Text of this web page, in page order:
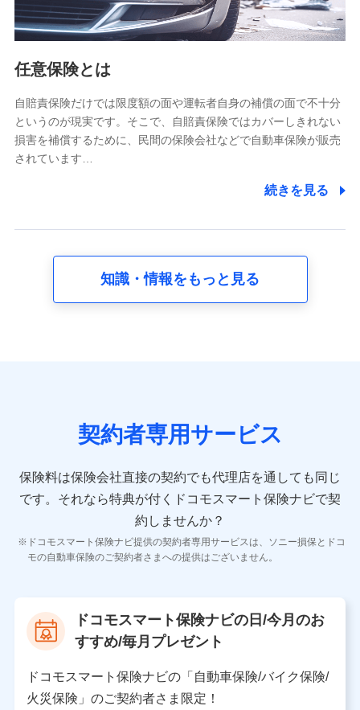
報。例として、dポイントカード番号、性別、年齢、家族
構成、住所、dポイント残高、dポイント利用履歴などが
含まれます。
当社又は株式会社NTTドコモが提供する各種サービスな
又は株式会社NTTドコモが提供する各種サービスのご契
約状態・ご利用履歴インターネット利用時の行動に関す
る情報、アプリケーション利用時の行動に関する情報、
購入されたサービスや商品の名称・購入場所・決済に関
する情報、アンケートの回答に関する情報などが含まれ
の内容、保険料、保険料のお支払方法、車のメーカーや
走行距離などの情報、建物の構造や築年数などの情報、
険契約に関する情報。例として、保険契約者及び被保険
者の氏名、住所、生年月日、性別、保険契約者と被保険
報、建物の構造や築年数などの情報、ペットの種類や年
齢などの情報などが含まれます。
【共同して利用する者の範囲】
当社
当社又は株式会社NTTドコモが提供する保険関連サービ
スにおけるユーザ登録受付および管理のため
を受けている保険会社・提携会社の保険その他に関する
情報を提供するため、また維持管理等の委託業務遂行の
ため、またそれらに付帯、関連する当社、株式会社NTT
任意保険とは
自賠責保険だけでは限度額の面や運転者自身の補償の面で不十分
というのが現実です。そこで、自賠責保険ではカバーしきれない
損害を補償するために、民間の保険会社などで自動車保険が販売
されています…
続きを見る
知識・情報をもっと見る
契約者専用サービス
保険料は保険会社直接の契約でも代理店を通しても同じ
です。 それなら特典が付くドコモスマート保険ナビで契
約しませんか？
ドコモスマート保険ナビ提供の契約者専用サービスは、ソニー損保とドコ
モの自動車保険のご契約者さまへの提供はございません。
ドコモスマート保険ナビの日/今月のお
すすめ/毎月プレゼント
ドコモスマート保険ナビの「自動車保険/バイク保険/
火災保険」のご契約者さま限定！